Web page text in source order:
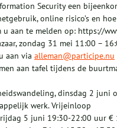
Security een
online risico’s en
u aan te melden op: https://
zondag 31 mei 11:00 –
aan via alleman@participe.nu
aan tafel tijdens de
dinsdag 2 juni
werk. Vrijeinloop
5 juni 19:30-22:00 uur €